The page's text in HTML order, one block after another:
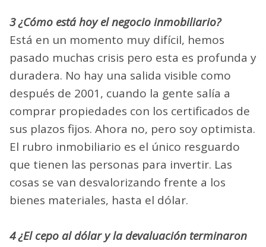
3 ¿Cómo está hoy el negocio inmobiliario?
Está en un momento muy difícil, hemos
pasado muchas crisis pero esta es profunda y
duradera. No hay una salida visible como
después de 2001, cuando la gente salía a
comprar propiedades con los certificados de
sus plazos fijos. Ahora no, pero soy optimista.
El rubro inmobiliario es el único resguardo
que tienen las personas para invertir. Las
cosas se van desvalorizando frente a los
bienes materiales, hasta el dólar.
4 ¿El cepo al dólar y la devaluación terminaron